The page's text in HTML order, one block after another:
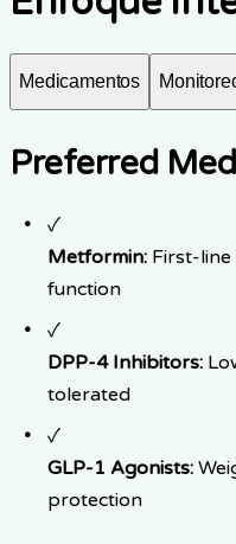
Medicamentos
Preferred
✓
Metformin: First-
function
✓
DPP-4 Inhibitors:
tolerated
✓
GLP-1 Agonists:
protection